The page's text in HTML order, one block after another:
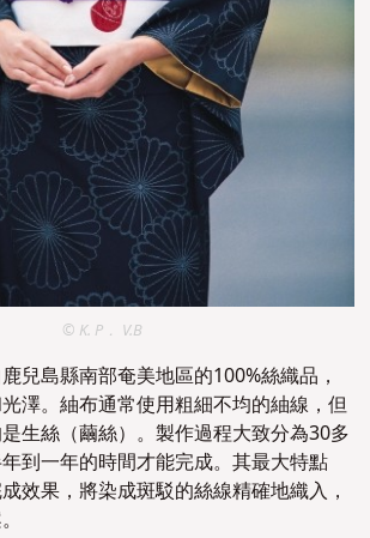
© K. P． V.B
兒島縣南部奄美地區的100%絲織品，
澤。紬布通常使用粗細不均的紬線，但
生絲（繭絲）。製作過程大致分為30多
到一年的時間才能完成。其最大特點
效果，將染成斑駁的絲線精確地織入，